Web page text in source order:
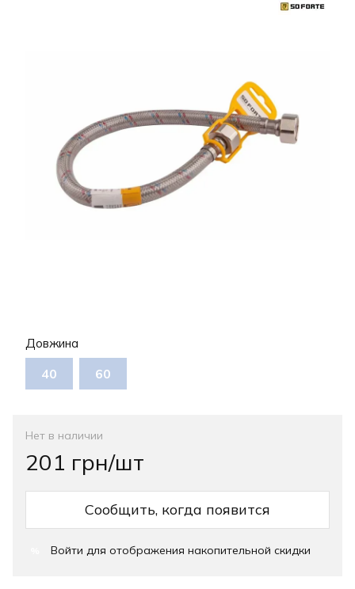
Довжина
40 60
Нет в наличии
201 грн/шт
Сообщить, когда появится
Войти для отображения накопительной скидки